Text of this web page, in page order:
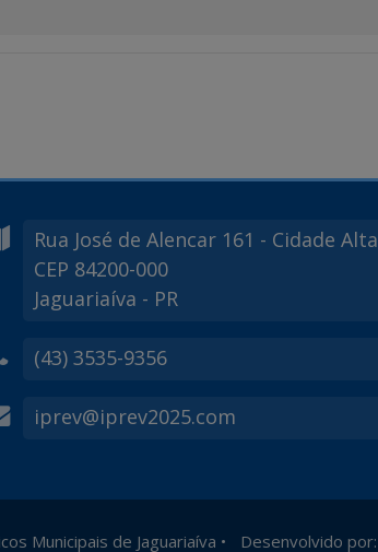
Rua José de Alencar 161 - Cidade Alta
CEP 84200-000
Jaguariaíva - PR
(43) 3535-9356
iprev@iprev2025.com
Municipais de Jaguariaíva • Desenvolvido por: